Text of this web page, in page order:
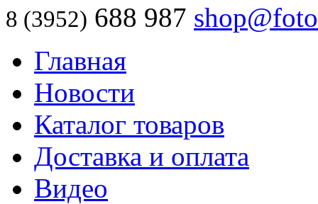
8 (3952) 688 987
Главная
Новости
Каталог товаров
Доставка и оплата
Видео